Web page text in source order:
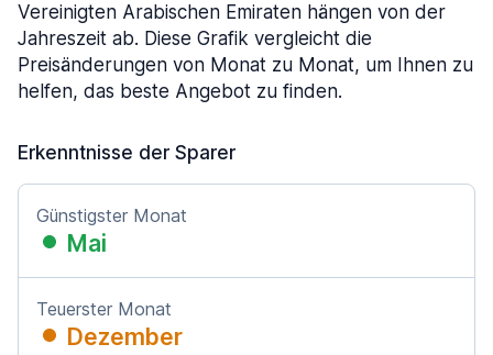
Vereinigten Arabischen Emiraten hängen von der
Jahreszeit ab. Diese Grafik vergleicht die
Preisänderungen von Monat zu Monat, um Ihnen zu
helfen, das beste Angebot zu finden.
Erkenntnisse der Sparer
Günstigster Monat
Mai
Teuerster Monat
Dezember